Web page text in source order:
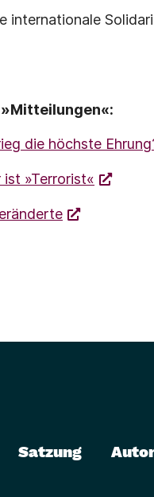
internationale
die höchste
ist »Terrorist«
Satzung